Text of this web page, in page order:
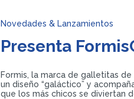
Novedades & Lanzamientos
Presenta
Formis, la marca de galletitas
un diseño “galáctico” y
que los más chicos se diviertan